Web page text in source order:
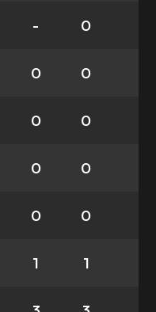
- 0
0 0
0 0
0 0
0 0
1 1